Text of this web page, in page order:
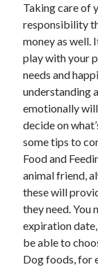
Taking care of
responsibility
money as well.
play with your
needs and
understanding
emotionally
decide on
some tips to
Food and
animal friend,
these will
they need. You
expiration
be able to
Dog foods, for